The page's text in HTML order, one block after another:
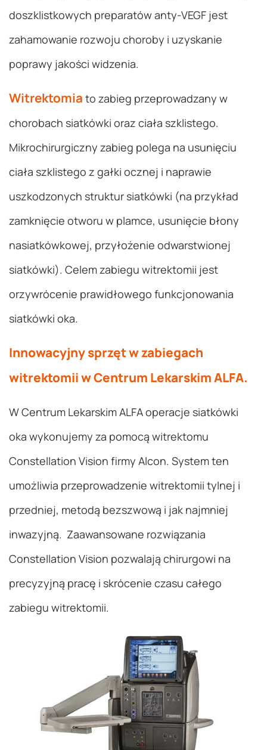
doszklistkowych preparatów anty-VEGF jest
zahamowanie rozwoju choroby i uzyskanie
poprawy jakości widzenia.
Witrektomia to zabieg przeprowadzany w
chorobach siatkówki oraz ciała szklistego.
Mikrochirurgiczny zabieg polega na usunięciu
ciała szklistego z gałki ocznej i naprawie
uszkodzonych struktur siatkówki (na przykład
zamknięcie otworu w plamce, usunięcie błony
nasiatkówkowej, przyłożenie odwarstwionej
siatkówki). Celem zabiegu witrektomii jest
orzywrócenie prawidłowego funkcjonowania
siatkówki oka.
Innowacyjny sprzęt w zabiegach
witrektomii w Centrum Lekarskim ALFA.
W Centrum Lekarskim ALFA operacje siatkówki
oka wykonujemy za pomocą witrektomu
Constellation Vision firmy Alcon. System ten
umożliwia przeprowadzenie witrektomii tylnej i
przedniej, metodą bezszwową i jak najmniej
inwazyjną. Zaawansowane rozwiązania
Constellation Vision pozwalają chirurgowi na
precyzyjną pracę i skrócenie czasu całego
zabiegu witrektomii.